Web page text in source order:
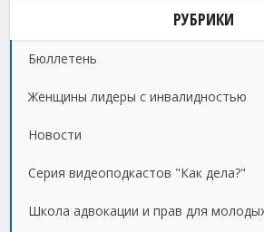
РУБРИКИ
Бюллетень
Женщины лидеры с инвалидностью
Новости
Серия видеоподкастов "Как дела?"
Школа адвокации и прав для